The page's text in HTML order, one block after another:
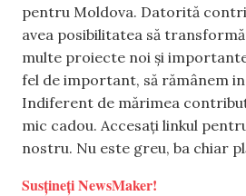
pentru Moldova. Datorită
avea posibilitatea să
multe proiecte noi și
fel de important, să rămânem
Indiferent de mărimea
mic cadou. Accesați linkul
nostru. Nu este greu, ba chiar
Susțineți NewsMaker!